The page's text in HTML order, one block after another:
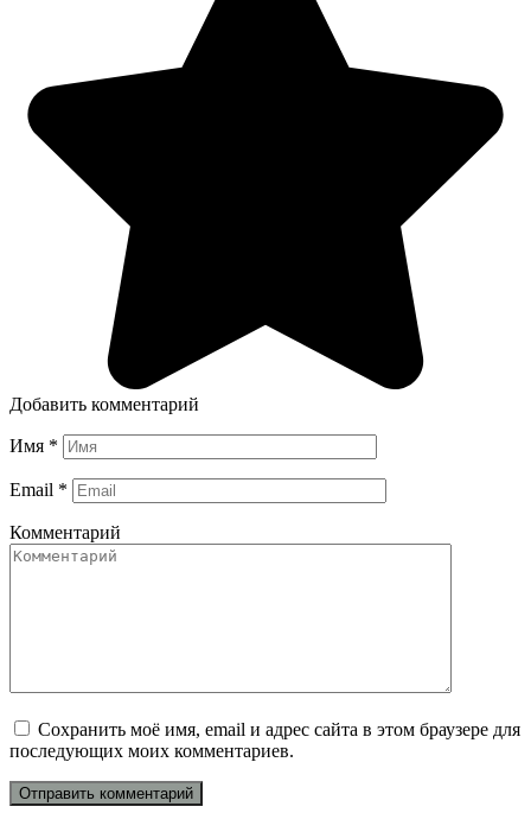
Добавить комментарий
Имя *
Email *
Комментарий
Сохранить моё имя, email и адрес сайта в этом браузере для
последующих моих комментариев.